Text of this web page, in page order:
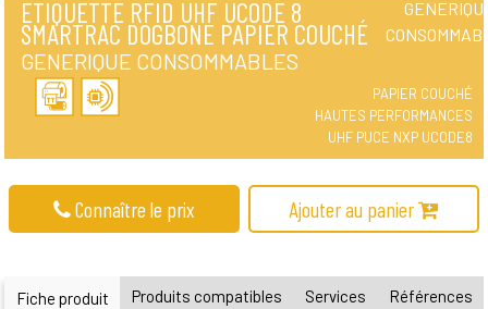
ETIQUETTE RFID UHF UCODE 8
SMARTRAC DOGBONE PAPIER COUCHÉ
GENERIQUE CONSOMMABLES
PAPIER COUCHÉ
HAUTES PERFORMANCES
UHF PUCE NXP UCODE8
Connaître le prix Ajouter au panier
Fiche produit Produits compatibles Services Références